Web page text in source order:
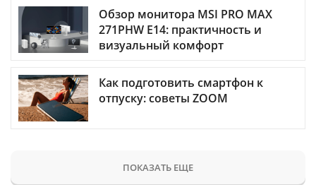
Обзор монитора MSI PRO MAX
271PHW E14: практичность и
визуальный комфорт
Как подготовить смартфон к
отпуску: советы ZOOM
ПОКАЗАТЬ ЕЩЕ